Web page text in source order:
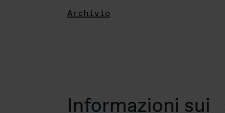
Archivio
Informazioni sui